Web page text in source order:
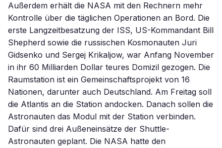
Außerdem erhält die NASA mit den Rechnern mehr
Kontrolle über die täglichen Operationen an Bord. Die
erste Langzeitbesatzung der ISS, US-Kommandant Bill
Shepherd sowie die russischen Kosmonauten Juri
Gidsenko und Sergej Krikaljow, war Anfang November
in ihr 60 Milliarden Dollar teures Domizil gezogen. Die
Raumstation ist ein Gemeinschaftsprojekt von 16
Nationen, darunter auch Deutschland. Am Freitag soll
die Atlantis an die Station andocken. Danach sollen die
Astronauten das Modul mit der Station verbinden.
Dafür sind drei Außeneinsätze der Shuttle-
Astronauten geplant. Die NASA hatte den